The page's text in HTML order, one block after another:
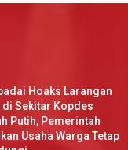
Hoaks Larangan
di Sekitar Kopdes
Putih, Pemerintah
Usaha Warga Tetap